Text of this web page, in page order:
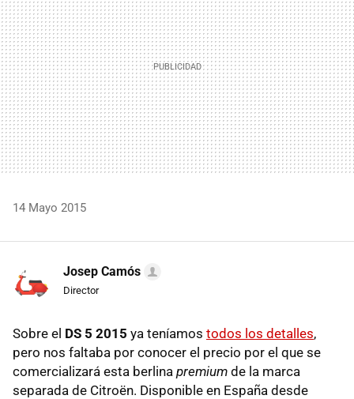
14 Mayo 2015
Josep Camós
Director
Sobre el DS 5 2015 ya teníamos todos los detalles,
pero nos faltaba por conocer el precio por el que se
comercializará esta berlina premium de la marca
separada de Citroën. Disponible en España desde